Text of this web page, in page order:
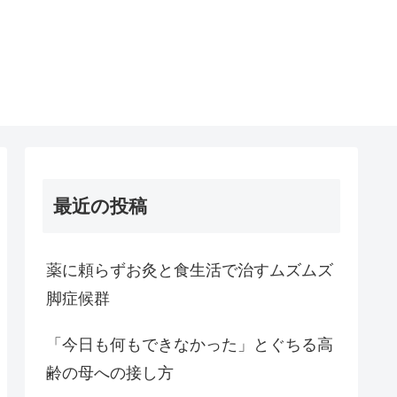
最近の投稿
薬に頼らずお灸と食生活で治すムズムズ
脚症候群
「今日も何もできなかった」とぐちる高
齢の母への接し方